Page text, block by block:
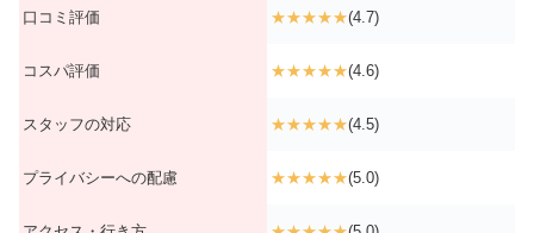
口コミ評価 ★★★★★(4.7)
コスパ評価 ★★★★★(4.6)
スタッフの対応 ★★★★★(4.5)
プライバシーへの配慮 ★★★★★(5.0)